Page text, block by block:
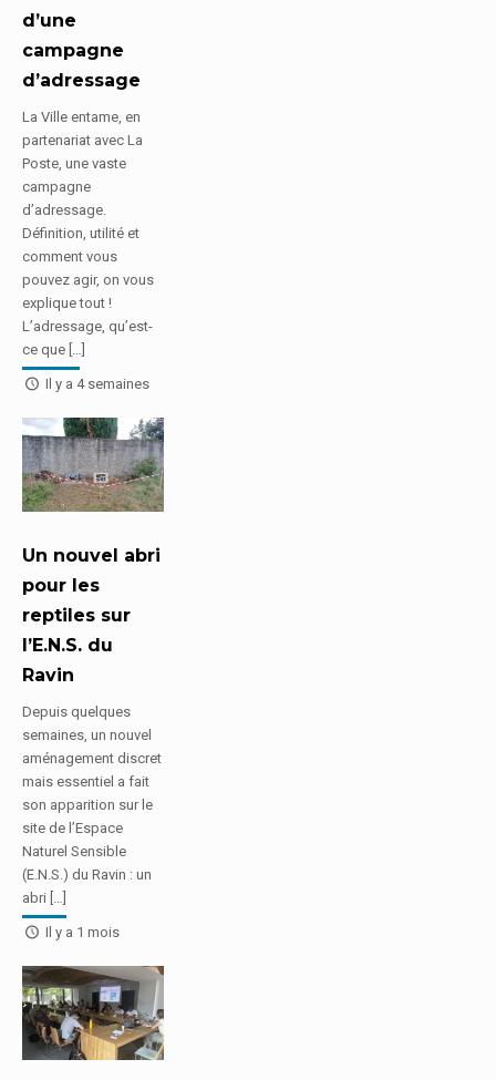
d’une
campagne
d’adressage
La Ville entame, en
partenariat avec La
Poste, une vaste
campagne
d’adressage.
Définition, utilité et
comment vous
pouvez agir, on vous
explique tout !
L’adressage, qu’est-
ce que […]
Il y a 4 semaines
Un nouvel abri
pour les
reptiles sur
l’E.N.S. du
Ravin
Depuis quelques
semaines, un nouvel
aménagement discret
mais essentiel a fait
son apparition sur le
site de l’Espace
Naturel Sensible
(E.N.S.) du Ravin : un
abri […]
Il y a 1 mois